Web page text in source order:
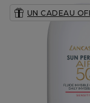
UN CADEAU